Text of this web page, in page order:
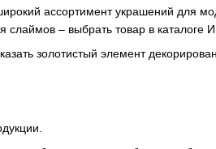
ассортимент украшений для
слаймов – выбрать товар в каталоге
золотистый элемент